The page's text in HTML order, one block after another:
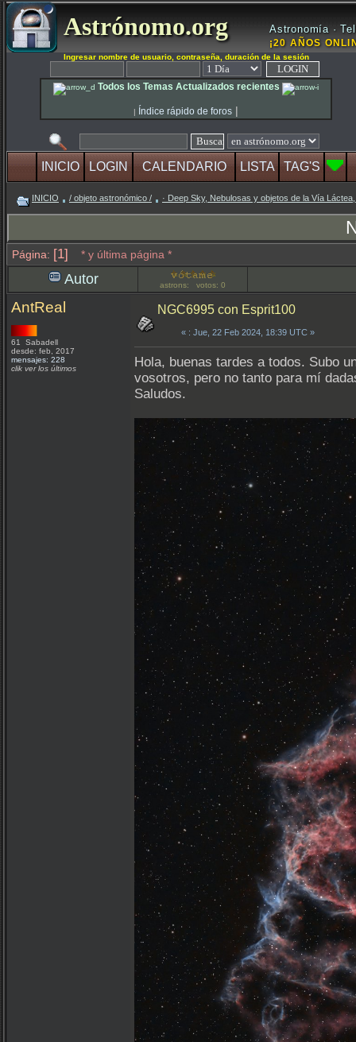
Astrónomo.org Astronomía ·
¡20 AÑOS
Ingresar nombre de usuario, contraseña, duración de la sesión
Todos los Temas Actualizados recientes
| Índice rápido de foros |
INICIO LOGIN CALENDARIO LISTA TAG'S
INICIO / objeto astronómico / · Deep Sky, Nebulosas y objetos de la Vía
Página: [1] * y última página *
Autor astrons: votos: 0
AntReal
61 Sabadell
desde: feb, 2017
mensajes: 228
clik ver los últimos
NGC6995 con Esprit100
« : Jue, 22 Feb 2024, 18:39 UTC »
Hola, buenas tardes a todos. Subo
vosotros, pero no tanto para mí
Saludos.